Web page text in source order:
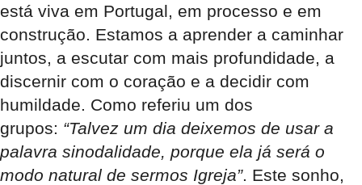
está viva em Portugal, em processo e em
construção. Estamos a aprender a caminhar
juntos, a escutar com mais profundidade, a
discernir com o coração e a decidir com
humildade. Como referiu um dos
grupos: “Talvez um dia deixemos de usar a
palavra sinodalidade, porque ela já será o
modo natural de sermos Igreja”. Este sonho,